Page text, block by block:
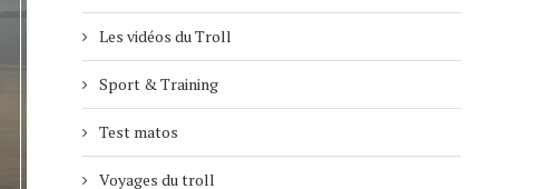
Les vidéos du Troll
Sport & Training
Test matos
Voyages du troll